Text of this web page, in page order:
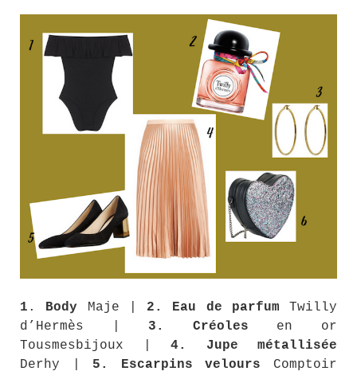
1 . Body Maje | 2. Eau de parfum Twilly
d’Hermès | 3. Créoles en or
Tousmesbijoux | 4.
Jupe métallisée
Derhy | 5. Escarpins velours Comptoir